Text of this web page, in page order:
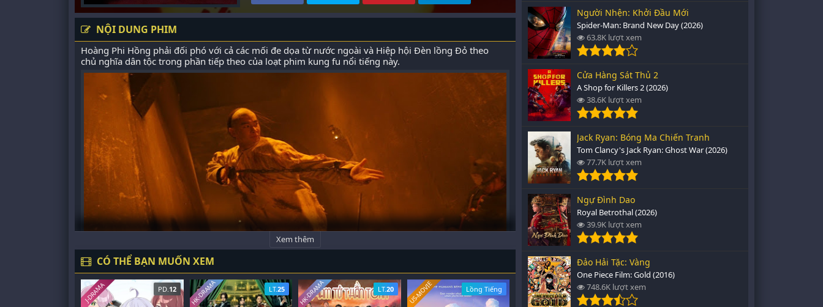
NỘI DUNG PHIM
Hoàng Phi Hồng phải đối phó với cả các mối đe dọa từ nước ngoài và Hiệp hội Đèn lồng Đỏ theo
chủ nghĩa dân tộc trong phần tiếp theo của loạt phim kung fu nổi tiếng này.
Xem thêm
CÓ THỂ BẠN MUỐN XEM
PD. 12
J-DRAMA LT.25
HK-DRAMA LT.20
HK-DRAMA Lồng Tiếng
US-MOVIE
Người Nhện: Khởi Đầu Mới
Spider-Man: Brand New Day (2026)
63.8K lượt xem
Cửa Hàng Sát Thủ 2
A Shop for Killers 2 (2026)
38.6K lượt xem
Jack Ryan: Bóng Ma Chiến Tranh
Tom Clancy's Jack Ryan: Ghost War (2026)
77.7K lượt xem
Ngự Đình Dao
Royal Betrothal (2026)
39.9K lượt xem
Đảo Hải Tặc: Vàng
One Piece Film: Gold (2016)
748.6K lượt xem